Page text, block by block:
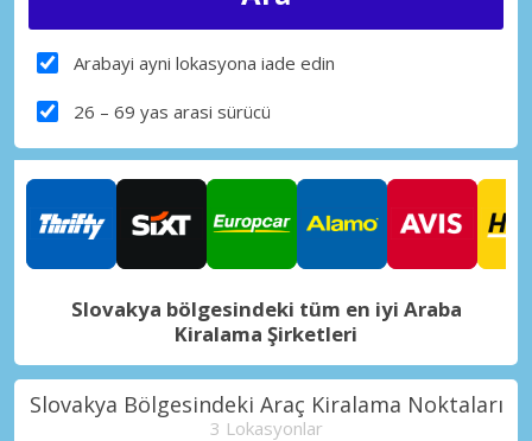
Arabayi ayni lokasyona iade edin
26 – 69 yas arasi sürücü
Slovakya bölgesindeki tüm en iyi Araba
Kiralama Şirketleri
Slovakya Bölgesindeki Araç Kiralama Noktaları
3 Lokasyonlar